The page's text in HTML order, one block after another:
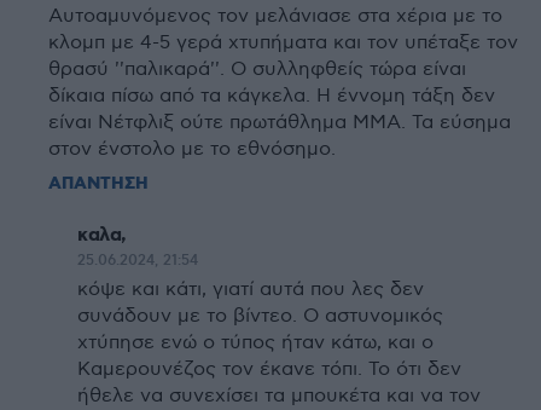
Αυτοαμυνόμενος τον μελάνιασε στα χέρια με το
κλομπ με 4-5 γερά χτυπήματα και τον υπέταξε τον
θρασύ ''παλικαρά''. Ο συλληφθείς τώρα είναι
δίκαια πίσω από τα κάγκελα. Η έννομη τάξη δεν
είναι Νέτφλιξ ούτε πρωτάθλημα ΜΜΑ. Τα εύσημα
στον ένστολο με το εθνόσημο.
ΑΠΑΝΤΗΣΗ
καλα,
25.06.2024, 21:54
κόψε και κάτι, γιατί αυτά που λες δεν
συνάδουν με το βίντεο. Ο αστυνομικός
χτύπησε ενώ ο τύπος ήταν κάτω, και ο
Καμερουνέζος τον έκανε τόπι. Το ότι δεν
ήθελε να συνεχίσει τα μπουκέτα και να τον